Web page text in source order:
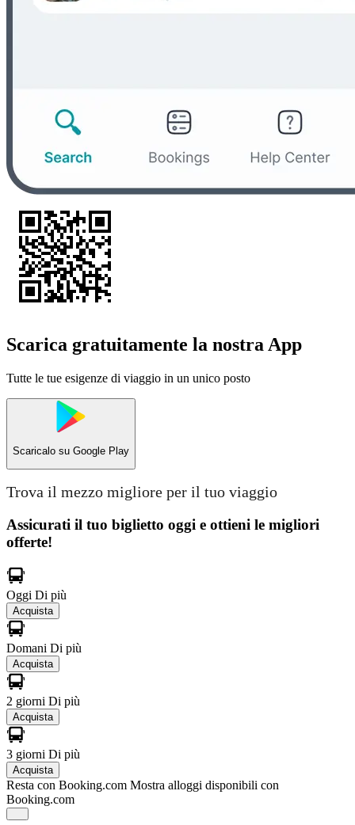
Scarica gratuitamente la nostra App
Tutte le tue esigenze di viaggio in un unico posto
Scaricalo su Google Play
Trova il mezzo migliore per il tuo viaggio
Assicurati il ​​tuo biglietto oggi e ottieni le migliori
offerte!
Oggi Di più
Acquista
Domani Di più
Acquista
2 giorni Di più
Acquista
3 giorni Di più
Acquista
Resta con Booking.com Mostra alloggi disponibili con
Booking.com